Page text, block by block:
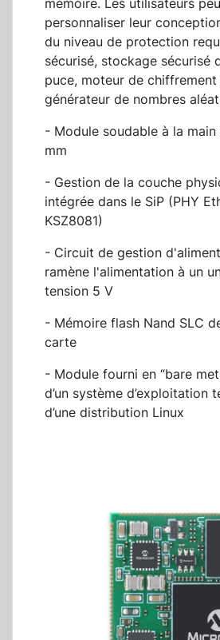
mémoire. Les utilisateurs
personnaliser leur
du niveau de protection
sécurisé, stockage sécurisé
puce, moteur de
générateur de nombres
- Module soudable à la
mm
- Gestion de la couche
intégrée dans le SiP (PHY
KSZ8081)
- Circuit de gestion
ramène l'alimentation à un
tension 5 V
- Mémoire flash Nand SLC
carte
- Module fourni en “bare
d’un système d’exploitation
d’une distribution Linux